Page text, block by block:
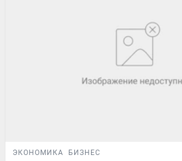
ЭКОНОМИКА БИЗНЕС